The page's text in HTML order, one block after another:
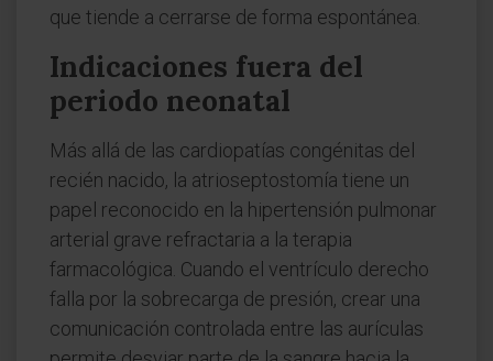
que tiende a cerrarse de forma espontánea.
Indicaciones fuera del
periodo neonatal
Más allá de las cardiopatías congénitas del
recién nacido, la atrioseptostomía tiene un
papel reconocido en la hipertensión pulmonar
arterial grave refractaria a la terapia
farmacológica. Cuando el ventrículo derecho
falla por la sobrecarga de presión, crear una
comunicación controlada entre las aurículas